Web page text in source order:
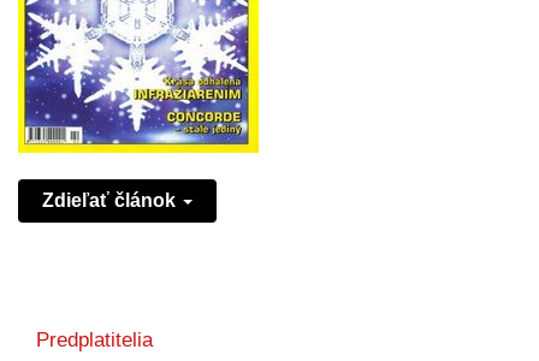
Zdieľať článok
Predplatitelia